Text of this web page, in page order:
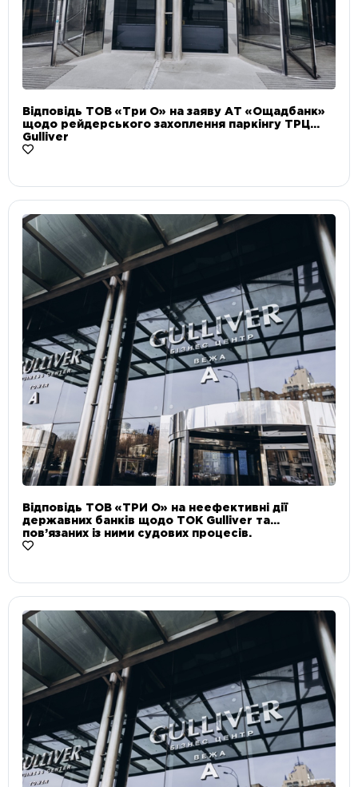
Відповідь ТОВ «Три О» на заяву АТ «Ощадбанк»
щодо рейдерського захоплення паркінгу ТРЦ
Gulliver
Відповідь ТОВ «ТРИ О» на неефективні дії
державних банків щодо ТОК Gulliver та
пов’язаних із ними судових процесів.